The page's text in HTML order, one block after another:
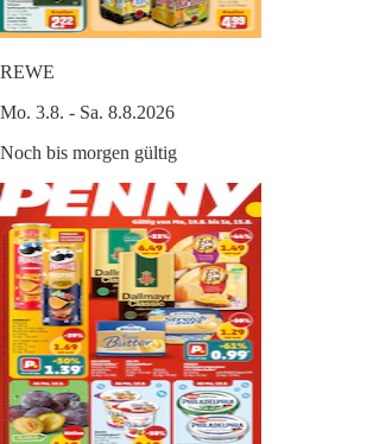
REWE
Mo. 3.8. - Sa. 8.8.2026
Noch bis morgen gültig